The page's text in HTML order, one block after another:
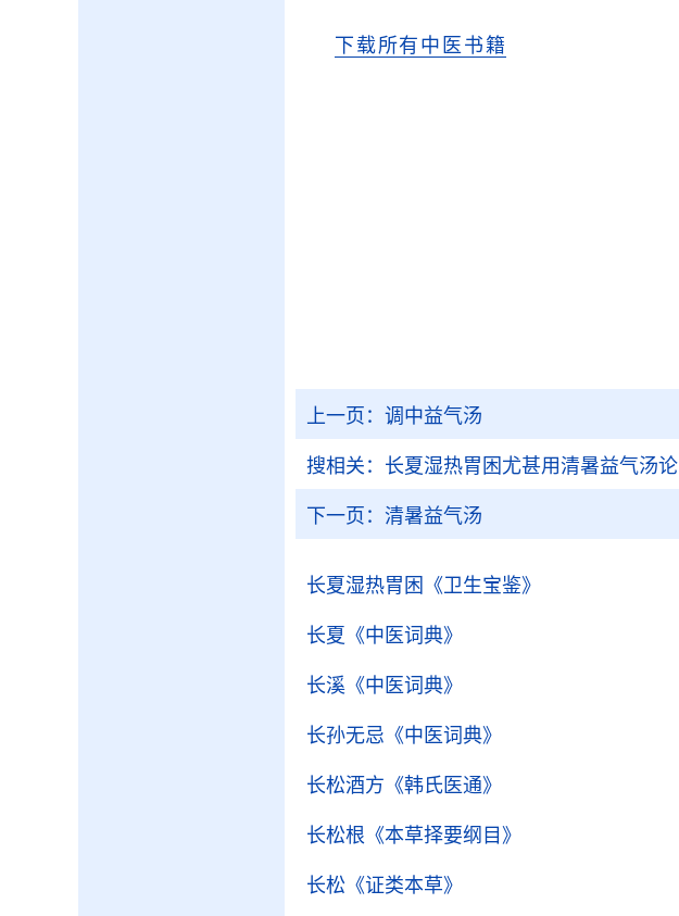
下载所有中医书籍
上一页： 调中益气汤
搜相关： 长夏湿热胃困尤甚用清暑益气汤论
下一页： 清暑益气汤
长夏湿热胃困 《卫生宝鉴》
长夏 《中医词典》
长溪 《中医词典》
长孙无忌 《中医词典》
长松酒方 《韩氏医通》
长松根 《本草择要纲目》
长松 《证类本草》